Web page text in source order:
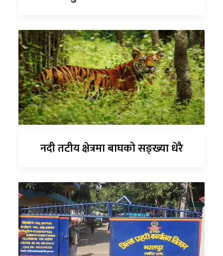
नदी तटीय क्षेत्रमा बाघको सङ्ख्या धेरै